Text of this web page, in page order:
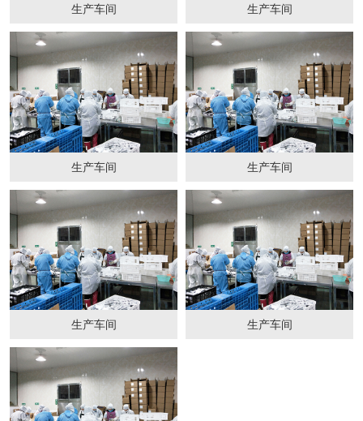
生产车间 生产车间
生产车间 生产车间
生产车间 生产车间